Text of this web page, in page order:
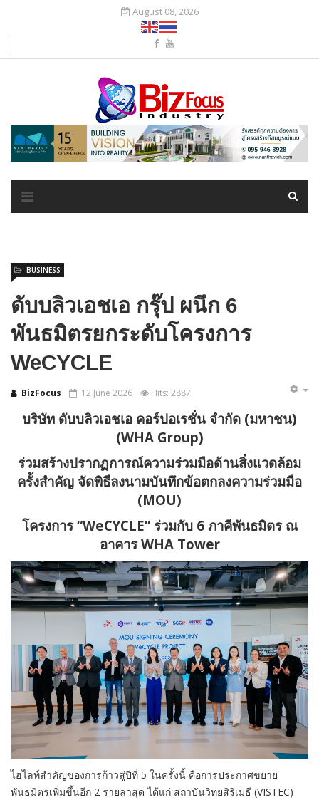
August 08, 2026
ดับบลิวเอชเอ กรุ๊ป ผนึก 6
พันธมิตรยกระดับโครงการ
WeCYCLE
BizFocus
BUSINESS
12 June 2026 Hits: 2887
บริษัท ดับบลิวเอชเอ คอร์ปอเรชั่น จำกัด (มหาชน)
(WHA Group)
ร่วมสร้างปรากฏการณ์ความร่วมมือด้านสิ่งแวดล้อม
ครั้งสำคัญ จัดพิธีลงนามบันทึกข้อตกลงความร่วมมือ
(MOU)
โครงการ “WeCYCLE” ร่วมกับ 6 ภาคีพันธมิตร ณ
อาคาร WHA Tower
ไฮไลท์สำคัญของการก้าวสู่ปีที่ 5 ในครั้งนี้ คือการประกาศขยาย
พันธมิตรเพิ่มขึ้นอีก 2 รายล่าสุด ได้แก่ สถาบันวิทยสิริเมธี (VISTEC)